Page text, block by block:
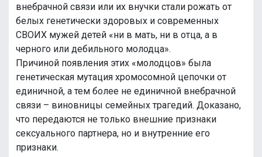
внебрачной связи или их внучки стали рожать от
белых генетически здоровых и современных
СВОИХ мужей детей «ни в мать, ни в отца, а в
черного или дебильного молодца».
Причиной появления этих «молодцов» была
генетическая мутация хромосомной цепочки от
единичной, а тем более не единичной внебрачной
связи – виновницы семейных трагедий. Доказано,
что передаются не только внешние признаки
сексуального партнера, но и внутренние его
признаки.